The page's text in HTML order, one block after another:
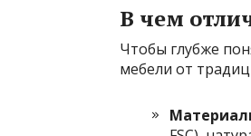
В чем
Чтобы глубже
мебели от